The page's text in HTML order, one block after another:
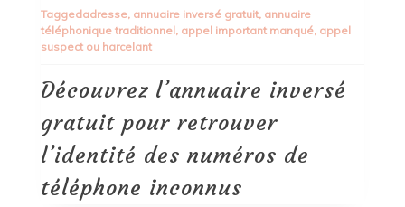
inversé
gratuit
des
téléphone
inconnus
Taggedadresse, annuaire inversé gratuit, annuaire
téléphonique traditionnel, appel important manqué, appel
suspect ou harcelant
Découvrez l’annuaire inversé
gratuit pour retrouver
l’identité des numéros de
téléphone inconnus